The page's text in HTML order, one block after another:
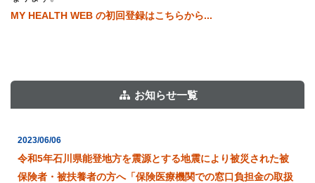
MY HEALTH WEB の初回登録はこちらから...
お知らせ一覧
2023/06/06
令和5年石川県能登地方を震源とする地震により被災された被
保険者・被扶養者の方へ「保険医療機関での窓口負担金の取扱